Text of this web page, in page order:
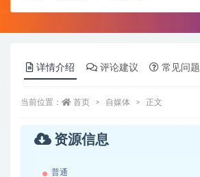
详情介绍 评论建议 常见问题
当前位置： 首页 自媒体 正文
资源信息
普通